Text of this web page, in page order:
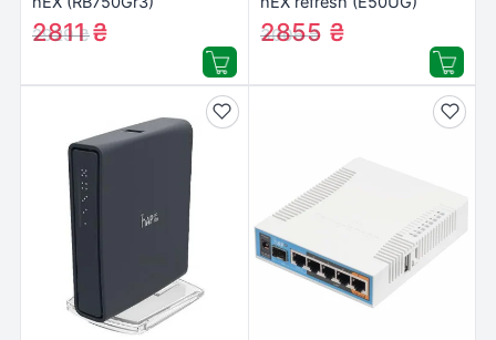
2929₴
2811₴ 3006₴
2855 ₴